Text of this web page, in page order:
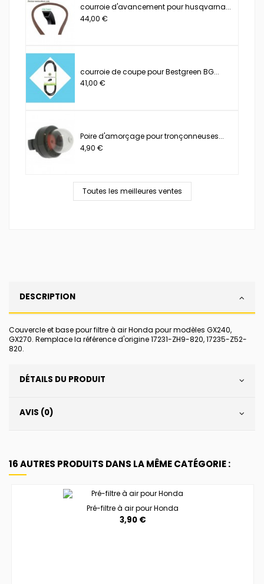
courroie d'avancement pour husqvarna...
44,00 €
courroie de coupe pour Bestgreen BG...
41,00 €
Poire d'amorçage pour tronçonneuses...
4,90 €
Toutes les meilleures ventes
DESCRIPTION
Couvercle et base pour filtre à air Honda pour modèles GX240,
GX270. Remplace la référence d'origine 17231-ZH9-820, 17235-Z52-
820.
DÉTAILS DU PRODUIT
AVIS (0)
16 AUTRES PRODUITS DANS LA MÊME CATÉGORIE :
Pré-filtre à air pour Honda
3,90 €